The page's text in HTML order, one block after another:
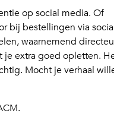
op social media. Of
bij bestellingen via
waarnemend
je extra goed opletten.
Mocht je verhaal